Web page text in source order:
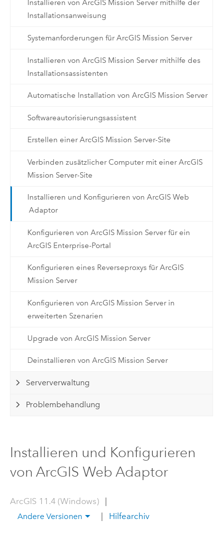
Installieren von ArcGIS Mission Server mithilfe der
Installationsanweisung
Systemanforderungen für ArcGIS Mission Server
Installieren von ArcGIS Mission Server mithilfe des
Installationsassistenten
Automatische Installation von ArcGIS Mission Server
Softwareautorisierungsassistent
Erstellen einer ArcGIS Mission Server-Site
Verbinden zusätzlicher Computer mit einer ArcGIS
Mission Server-Site
Installieren und Konfigurieren von ArcGIS Web
Adaptor
Konfigurieren von ArcGIS Mission Server für ein
ArcGIS Enterprise-Portal
Konfigurieren eines Reverseproxys für ArcGIS
Mission Server
Konfigurieren von ArcGIS Mission Server in
erweiterten Szenarien
Upgrade von ArcGIS Mission Server
Deinstallieren von ArcGIS Mission Server
Serververwaltung
Problembehandlung
Installieren und Konfigurieren
von ArcGIS Web Adaptor
ArcGIS 11.4 (Windows)|
Andere Versionen Hilfearchiv